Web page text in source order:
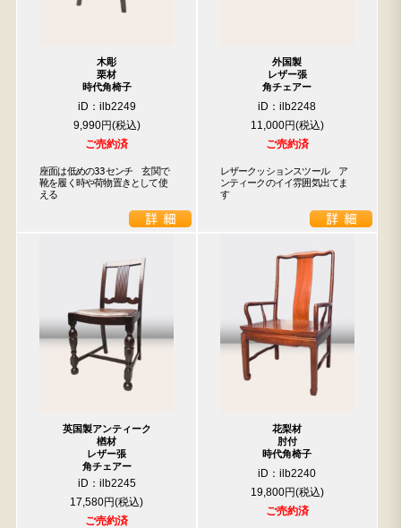
木彫
栗材
時代角椅子
iD：ilb2249
9,990円
ご売約済
座面は低めの33センチ　玄関で
靴を履く時や荷物置きとして使
える
外国製
レザー張
角チェアー
iD：ilb2248
11,000円
ご売約済
レザークッションスツール　ア
ンティークのイイ雰囲気出てま
す
英国製アンティーク
楢材
レザー張
角チェアー
iD：ilb2245
17,580円
ご売約済
花梨材
肘付
時代角椅子
iD：ilb2240
19,800円
ご売約済